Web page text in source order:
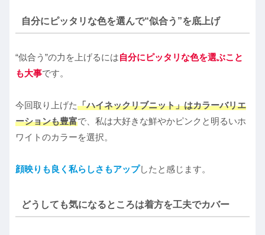
自分にピッタリな色を選んで“似合う”を底上げ
“似合う”の力を上げるには自分にピッタリな色を選ぶこと
も大事です。
今回取り上げた「ハイネックリブニット」はカラーバリエ
ーションも豊富で、私は大好きな鮮やかピンクと明るいホ
ワイトのカラーを選択。
顔映りも良く私らしさもアップしたと感じます。
どうしても気になるところは着方を工夫でカバー